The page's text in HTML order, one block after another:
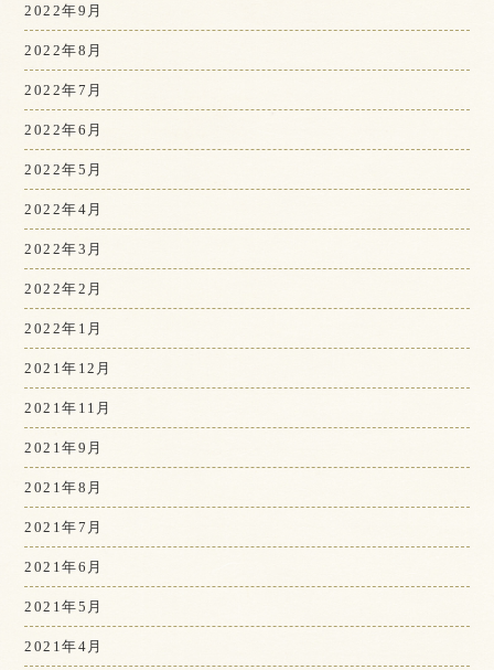
2022年9月
2022年8月
2022年7月
2022年6月
2022年5月
2022年4月
2022年3月
2022年2月
2022年1月
2021年12月
2021年11月
2021年9月
2021年8月
2021年7月
2021年6月
2021年5月
2021年4月